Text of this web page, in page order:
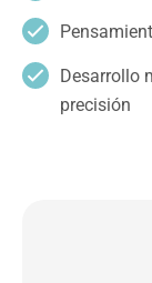
Desarrollo
precisión